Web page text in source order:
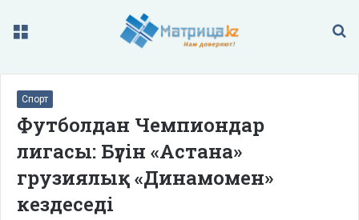
Меню
Спорт
Футболдан Чемпиондар
лигасы: Бүгін «Астана»
грузиялық «Динамомен»
кездеседі